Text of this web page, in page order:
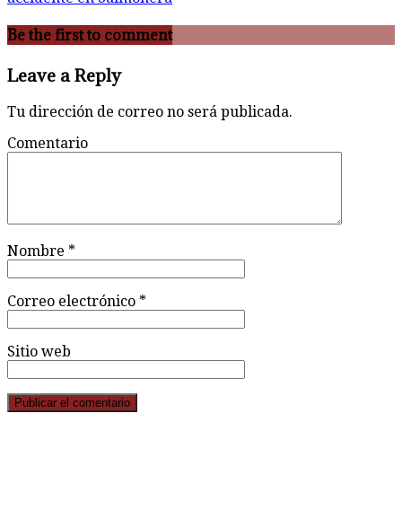
Be the first to comment
Leave a Reply
Tu dirección de correo no será publicada.
Comentario
Nombre *
Correo electrónico *
Sitio web